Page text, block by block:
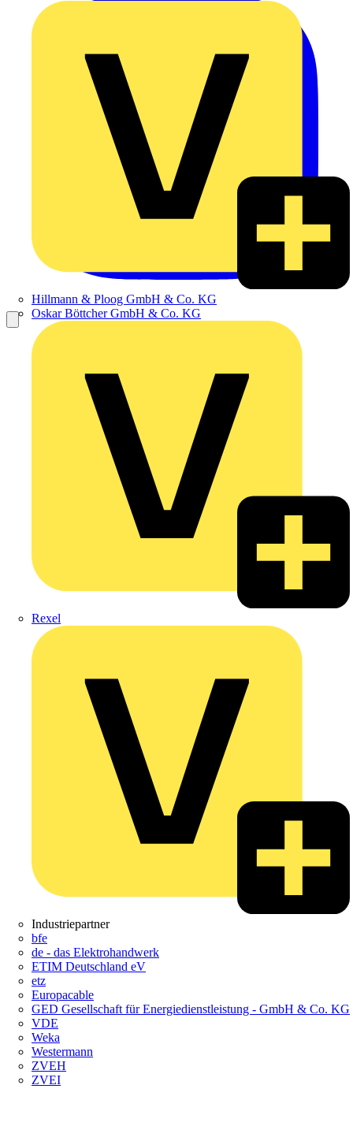
Hillmann & Ploog GmbH & Co. KG
Oskar Böttcher GmbH & Co. KG
Rexel
Industriepartner
bfe
de - das Elektrohandwerk
ETIM Deutschland eV
etz
Europacable
GED Gesellschaft für Energiedienstleistung - GmbH & Co. KG
VDE
Weka
Westermann
ZVEH
ZVEI